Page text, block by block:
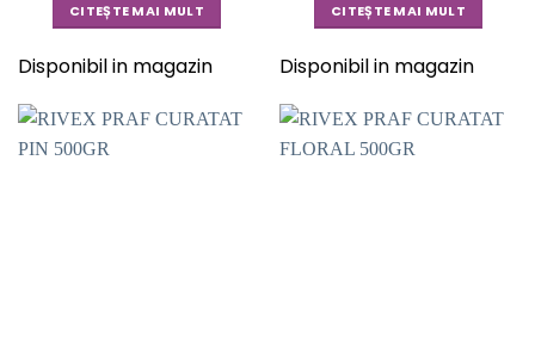
CITEȘTE MAI MULT
Disponibil in magazin
CITEȘTE MAI MULT
Disponibil in magazin